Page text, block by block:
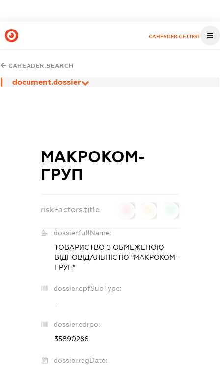
CAHEADER.GETTEST
CAHEADER.SEARCH
document.dossier
МАКРОКОМ-
ГРУП
riskFactors.title
dossier.fullName:
ТОВАРИСТВО З ОБМЕЖЕНОЮ
ВІДПОВІДАЛЬНІСТЮ "МАКРОКОМ-
ГРУП"
dossier.opfSubType:
-
dossier.edrpo:
35890286
dossier.regDate: